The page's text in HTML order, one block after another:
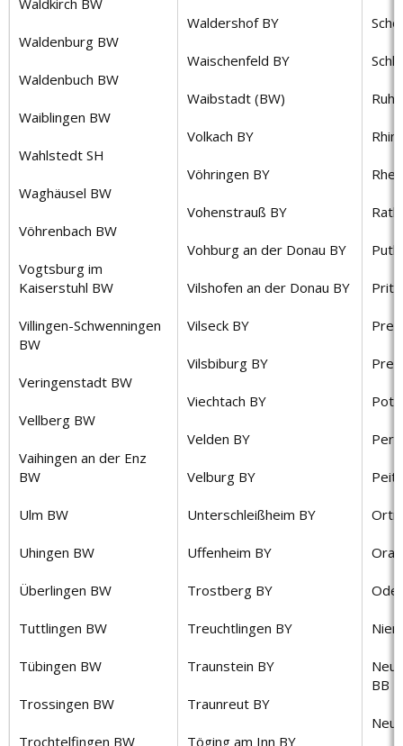
Waldkirch BW
Waldenburg BW
Waldenbuch BW
Waiblingen BW
Wahlstedt SH
Waghäusel BW
Vöhrenbach BW
Vogtsburg im
Kaiserstuhl BW
Villingen-Schwenningen
BW
Veringenstadt BW
Vellberg BW
Vaihingen an der Enz
BW
Ulm BW
Uhingen BW
Überlingen BW
Tuttlingen BW
Tübingen BW
Trossingen BW
Trochtelfingen BW
Waldershof BY
Waischenfeld BY
Waibstadt (BW)
Volkach BY
Vöhringen BY
Vohenstrauß BY
Vohburg an der Donau BY
Vilshofen an der Donau BY
Vilseck BY
Vilsbiburg BY
Viechtach BY
Velden BY
Velburg BY
Unterschleißheim BY
Uffenheim BY
Trostberg BY
Treuchtlingen BY
Traunstein BY
Traunreut BY
Töging am Inn BY
BB